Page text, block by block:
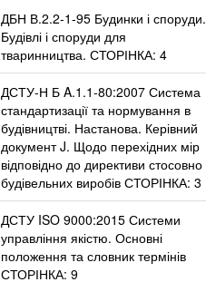
ДБН В.2.2-1-95 Будинки і споруди.
Будівлі і споруди для
тваринництва. СТОРІНКА: 4
ДСТУ-Н Б A.1.1-80:2007 Система
стандартизації та нормування в
будівництві. Настанова. Керівний
документ J. Щодо перехідних мір
відповідно до директиви стосовно
будівельних виробів СТОРІНКА: 3
ДСТУ ISO 9000:2015 Системи
управління якістю. Основні
положення та словник термінів
СТОРІНКА: 9